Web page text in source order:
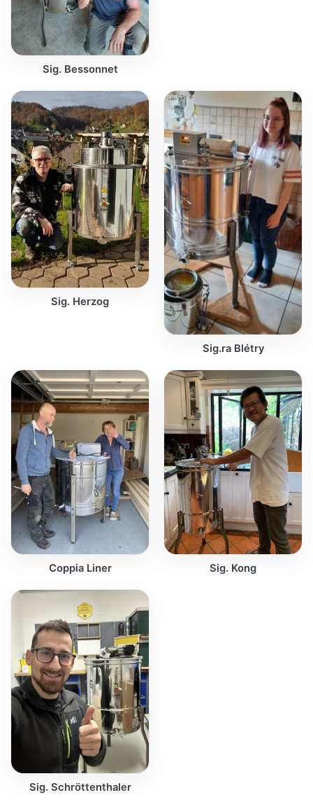
Sig. Bessonnet
Sig. Herzog
Sig.ra Blétry
Coppia Liner Sig. Kong
Sig. Schröttenthaler